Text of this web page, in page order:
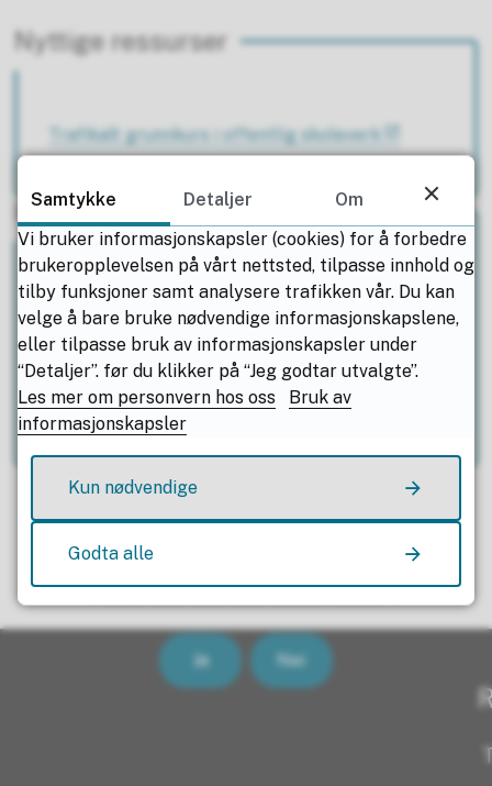
Nyttige ressurser
Trafikalt grunnkurs i offentlig skoleverk
Har du spørsmål?
Kristin Meland
rådgiver/sekretariatsleder NFTU
E-postSend e-post til Kristin Meland
Mobil+47 41 50 48 00
Fant du det du lette etter?
Ja Nei
Samtykke Detaljer
Om
Vi bruker informasjonskapsler (cookies) for å forbedre
brukeropplevelsen på vårt nettsted, tilpasse innhold og
tilby funksjoner samt analysere trafikken vår. Du kan
velge å bare bruke nødvendige informasjonskapslene,
eller tilpasse bruk av informasjonskapsler under
“Detaljer”. før du klikker på “Jeg godtar utvalgte”.
Les mer om personvern hos oss
Bruk av
informasjonskapsler
Kun nødvendige
Godta alle